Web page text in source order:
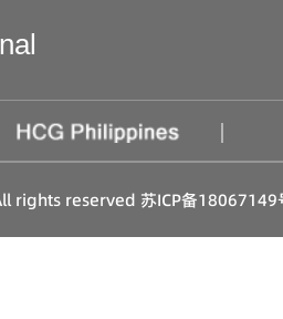
|
rights reserved 苏ICP备